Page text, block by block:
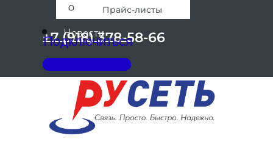
Прайс-листы
Новости
+7 (918) 378-58-66
Подключиться
Личный кабинет